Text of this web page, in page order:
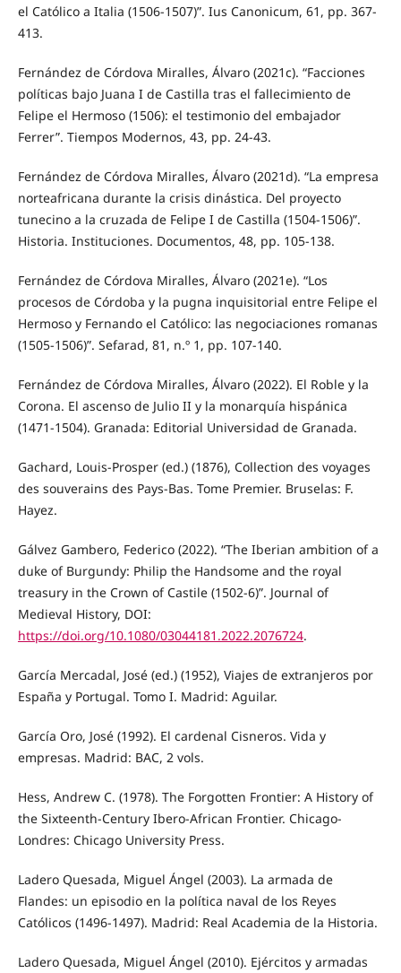
el Católico a Italia (1506-1507)”. Ius Canonicum, 61, pp. 367-
413.
Fernández de Córdova Miralles, Álvaro (2021c). “Facciones
políticas bajo Juana I de Castilla tras el fallecimiento de
Felipe el Hermoso (1506): el testimonio del embajador
Ferrer”. Tiempos Modernos, 43, pp. 24-43.
Fernández de Córdova Miralles, Álvaro (2021d). “La empresa
norteafricana durante la crisis dinástica. Del proyecto
tunecino a la cruzada de Felipe I de Castilla (1504-1506)”.
Historia. Instituciones. Documentos, 48, pp. 105-138.
Fernández de Córdova Miralles, Álvaro (2021e). “Los
procesos de Córdoba y la pugna inquisitorial entre Felipe el
Hermoso y Fernando el Católico: las negociaciones romanas
(1505-1506)”. Sefarad, 81, n.º 1, pp. 107-140.
Fernández de Córdova Miralles, Álvaro (2022). El Roble y la
Corona. El ascenso de Julio II y la monarquía hispánica
(1471-1504). Granada: Editorial Universidad de Granada.
Gachard, Louis-Prosper (ed.) (1876), Collection des voyages
des souverains des Pays-Bas. Tome Premier. Bruselas: F.
Hayez.
Gálvez Gambero, Federico (2022). “The Iberian ambition of a
duke of Burgundy: Philip the Handsome and the royal
treasury in the Crown of Castile (1502-6)”. Journal of
Medieval History, DOI:
https://doi.org/10.1080/03044181.2022.2076724.
García Mercadal, José (ed.) (1952), Viajes de extranjeros por
España y Portugal. Tomo I. Madrid: Aguilar.
García Oro, José (1992). El cardenal Cisneros. Vida y
empresas. Madrid: BAC, 2 vols.
Hess, Andrew C. (1978). The Forgotten Frontier: A History of
the Sixteenth-Century Ibero-African Frontier. Chicago-
Londres: Chicago University Press.
Ladero Quesada, Miguel Ángel (2003). La armada de
Flandes: un episodio en la política naval de los Reyes
Católicos (1496-1497). Madrid: Real Academia de la Historia.
Ladero Quesada, Miguel Ángel (2010). Ejércitos y armadas